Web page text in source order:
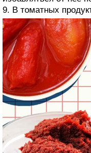
9. В томатных